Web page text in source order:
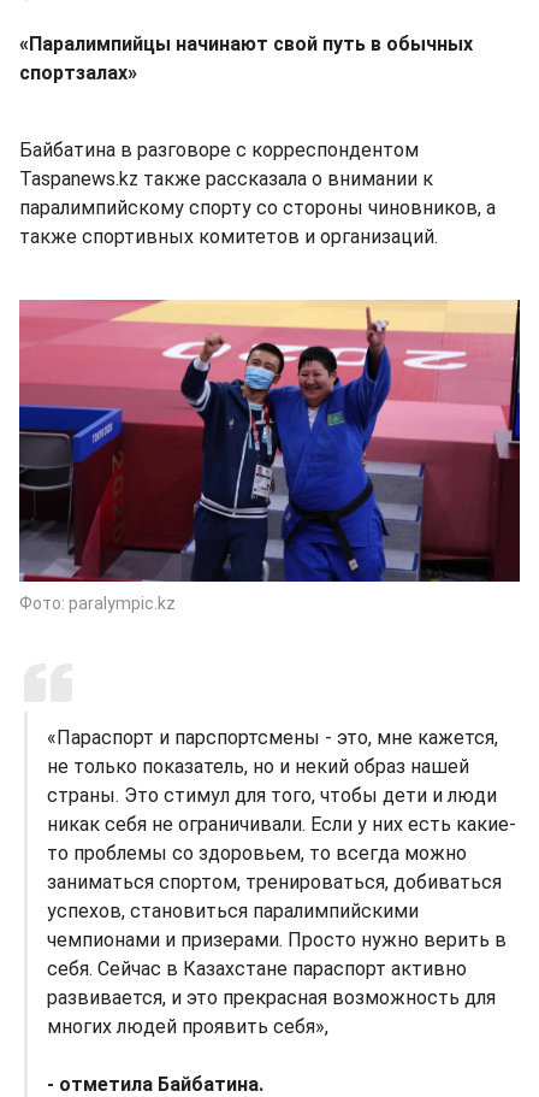
«Паралимпийцы начинают свой путь в обычных
спортзалах»
Байбатина в разговоре с корреспондентом
Taspanews.kz также рассказала о внимании к
паралимпийскому спорту со стороны чиновников, а
также спортивных комитетов и организаций.
Фото: paralympic.kz
«Параспорт и парспортсмены - это, мне кажется,
не только показатель, но и некий образ нашей
страны. Это стимул для того, чтобы дети и люди
никак себя не ограничивали. Если у них есть какие-
то проблемы со здоровьем, то всегда можно
заниматься спортом, тренироваться, добиваться
успехов, становиться паралимпийскими
чемпионами и призерами. Просто нужно верить в
себя. Сейчас в Казахстане параспорт активно
развивается, и это прекрасная возможность для
многих людей проявить себя»,
- отметила Байбатина.